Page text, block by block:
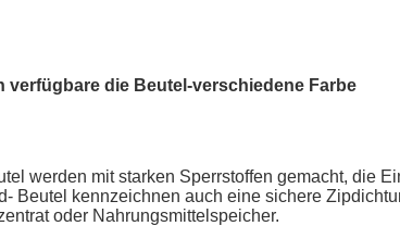
die Beutel-verschiedene Farbe
werden mit starken Sperrstoffen gemacht, die
Beutel kennzeichnen auch eine sichere
oder Nahrungsmittelspeicher.